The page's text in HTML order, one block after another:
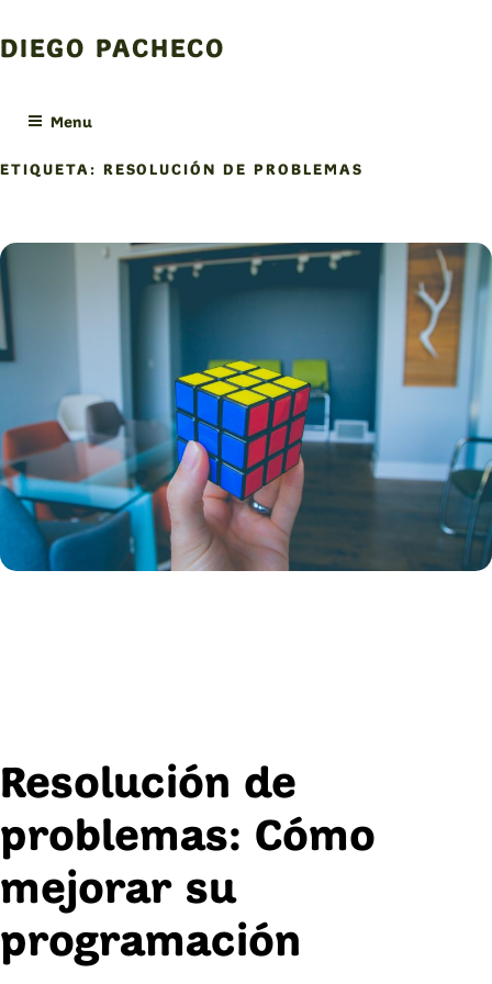
to
content
DIEGO PACHECO
Menu
ETIQUETA: RESOLUCIÓN DE PROBLEMAS
Resolución de
problemas: Cómo
mejorar su
programación